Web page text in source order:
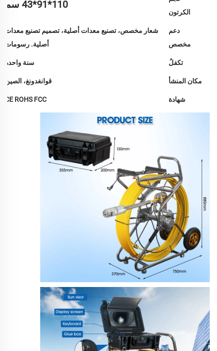
الكرتون
110*91*43 سم
دعم
مخصص
شعار مخصص، تصنيع معدات أصلية، تصميم تصنيع معدات
أصلية. رسومات
تكفلُ سنة واحدة
مكان المنشأ قوانغدونغ، الصين
شهادة CE ROHS FCC